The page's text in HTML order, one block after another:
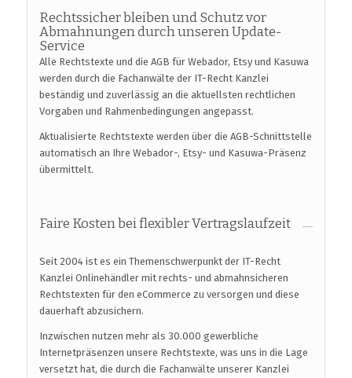
Rechtssicher bleiben und Schutz vor
Abmahnungen durch unseren Update-
Service
Alle Rechtstexte und die AGB für Webador, Etsy und Kasuwa
werden durch die Fachanwälte der IT-Recht Kanzlei
beständig und zuverlässig an die aktuellsten rechtlichen
Vorgaben und Rahmenbedingungen angepasst.
Aktualisierte Rechtstexte werden über die AGB-Schnittstelle
automatisch an Ihre Webador-, Etsy- und Kasuwa-Präsenz
übermittelt.
Faire Kosten bei flexibler Vertragslaufzeit
Seit 2004 ist es ein Themenschwerpunkt der IT-Recht
Kanzlei Onlinehändler mit rechts- und abmahnsicheren
Rechtstexten für den eCommerce zu versorgen und diese
dauerhaft abzusichern.
Inzwischen nutzen mehr als 30.000 gewerbliche
Internetpräsenzen unsere Rechtstexte, was uns in die Lage
versetzt hat, die durch die Fachanwälte unserer Kanzlei